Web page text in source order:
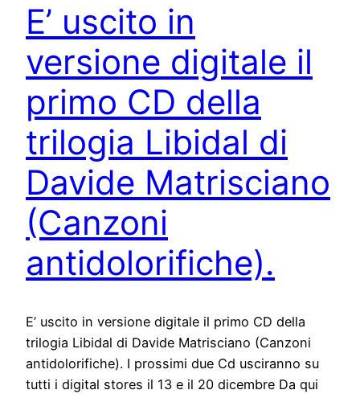
E’ uscito in
versione digitale il
primo CD della
trilogia Libidal di
Davide Matrisciano
(Canzoni
antidolorifiche).
E’ uscito in versione digitale il primo CD della
trilogia Libidal di Davide Matrisciano (Canzoni
antidolorifiche). I prossimi due Cd usciranno su
tutti i digital stores il 13 e il 20 dicembre Da qui